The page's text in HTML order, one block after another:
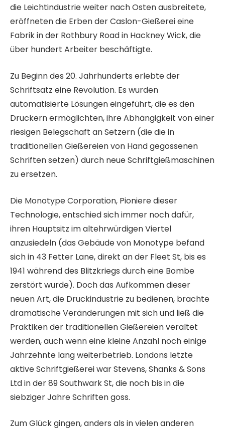
die Leichtindustrie weiter nach Osten ausbreitete,
eröffneten die Erben der Caslon-Gießerei eine
Fabrik in der Rothbury Road in Hackney Wick, die
über hundert Arbeiter beschäftigte.
Zu Beginn des 20. Jahrhunderts erlebte der
Schriftsatz eine Revolution. Es wurden
automatisierte Lösungen eingeführt, die es den
Druckern ermöglichten, ihre Abhängigkeit von einer
riesigen Belegschaft an Setzern (die die in
traditionellen Gießereien von Hand gegossenen
Schriften setzen) durch neue Schriftgießmaschinen
zu ersetzen.
Die Monotype Corporation, Pioniere dieser
Technologie, entschied sich immer noch dafür,
ihren Hauptsitz im altehrwürdigen Viertel
anzusiedeln (das Gebäude von Monotype befand
sich in 43 Fetter Lane, direkt an der Fleet St, bis es
1941 während des Blitzkriegs durch eine Bombe
zerstört wurde). Doch das Aufkommen dieser
neuen Art, die Druckindustrie zu bedienen, brachte
dramatische Veränderungen mit sich und ließ die
Praktiken der traditionellen Gießereien veraltet
werden, auch wenn eine kleine Anzahl noch einige
Jahrzehnte lang weiterbetrieb. Londons letzte
aktive Schriftgießerei war Stevens, Shanks & Sons
Ltd in der 89 Southwark St, die noch bis in die
siebziger Jahre Schriften goss.
Zum Glück gingen, anders als in vielen anderen